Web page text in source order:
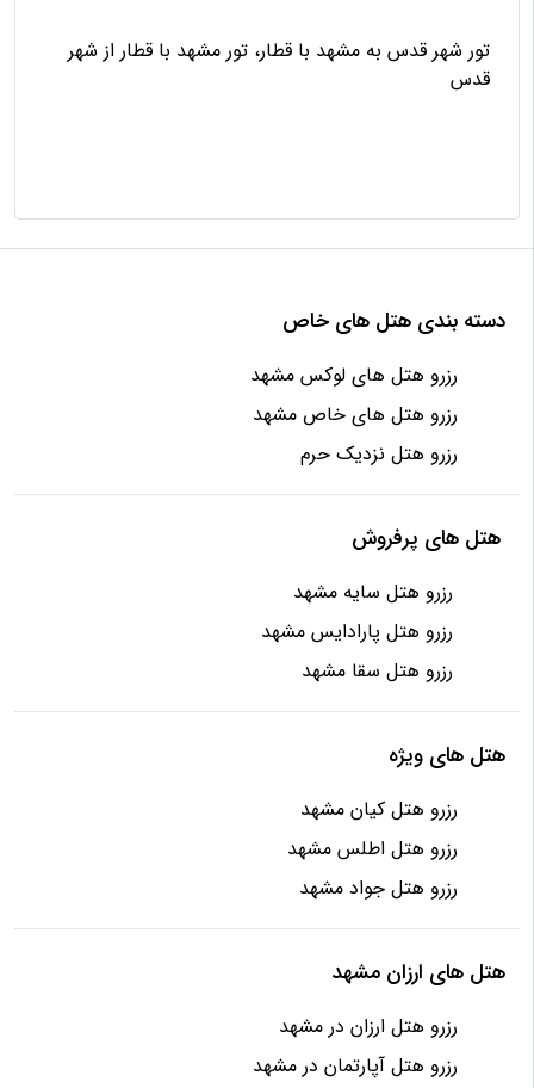
تور شهر قدس به مشهد با قطار، تور مشهد با قطار از شهر
قدس
دسته بندی هتل های خاص
رزرو هتل های لوکس مشهد
رزرو هتل های خاص مشهد
رزرو هتل نزدیک حرم
هتل های پرفروش
رزرو هتل سایه مشهد
رزرو هتل پارادایس مشهد
رزرو هتل سقا مشهد
هتل های ویژه
رزرو هتل کیان مشهد
رزرو هتل اطلس مشهد
رزرو هتل جواد مشهد
هتل های ارزان مشهد
رزرو هتل ارزان در مشهد
رزرو هتل آپارتمان در مشهد